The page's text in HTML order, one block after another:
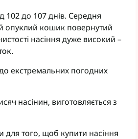
102 до 107 днів. Середня
опуклий кошик повернутий
насіння дуже високий –
екстремальних погодних
насінин, виготовляється з
для того, щоб купити насіння